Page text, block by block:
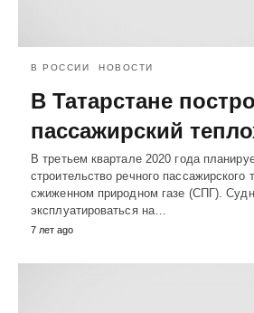
В РОССИИ НОВОСТИ
В Татарстане
пассажирский
В третьем квартале 2020 года
строительство речного пассажирского
сжиженном природном газе (СПГ).
эксплуатироваться на…
7 лет ago